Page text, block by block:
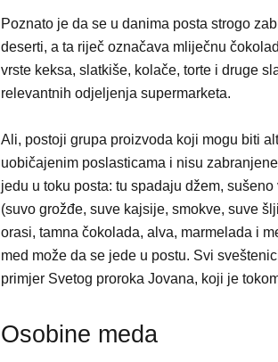
Poznato je da se u danima posta strogo
deserti, a ta riječ označava mliječnu
vrste keksa, slatkiše, kolače, torte i druge
relevantnih od‌jeljenja supermarketa.
Ali, postoji grupa proizvoda koji mogu biti
uobičajenim poslasticama i nisu
jedu u toku posta: tu spadaju džem, sušeno
(suvo grožđe, suve kajsije, smokve, suve
orasi, tamna čokolada, alva, marmelada i
med može da se jede u postu. Svi
primjer Svetog proroka Jovana, koji je
Osobine meda